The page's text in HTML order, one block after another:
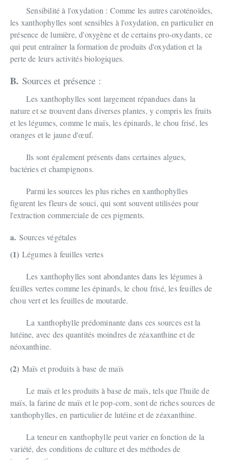
Sensibilité à l'oxydation : Comme les autres caroténoïdes,
les xanthophylles sont sensibles à l'oxydation, en particulier en
présence de lumière, d'oxygène et de certains pro-oxydants, ce
qui peut entraîner la formation de produits d'oxydation et la
perte de leurs activités biologiques.
B. Sources et présence :
Les xanthophylles sont largement répandues dans la
nature et se trouvent dans diverses plantes, y compris les fruits
et les légumes, comme le maïs, les épinards, le chou frisé, les
oranges et le jaune d'œuf.
Ils sont également présents dans certaines algues,
bactéries et champignons.
Parmi les sources les plus riches en xanthophylles
figurent les fleurs de souci, qui sont souvent utilisées pour
l'extraction commerciale de ces pigments.
a. Sources végétales
(1) Légumes à feuilles vertes
Les xanthophylles sont abondantes dans les légumes à
feuilles vertes comme les épinards, le chou frisé, les feuilles de
chou vert et les feuilles de moutarde.
La xanthophylle prédominante dans ces sources est la
lutéine, avec des quantités moindres de zéaxanthine et de
néoxanthine.
(2) Maïs et produits à base de maïs
Le maïs et les produits à base de maïs, tels que l'huile de
maïs, la farine de maïs et le pop-corn, sont de riches sources de
xanthophylles, en particulier de lutéine et de zéaxanthine.
La teneur en xanthophylle peut varier en fonction de la
variété, des conditions de culture et des méthodes de